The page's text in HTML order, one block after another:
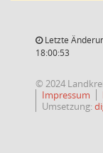
Letzte
18:00:53
© 2024
Impressum
Umsetzung: